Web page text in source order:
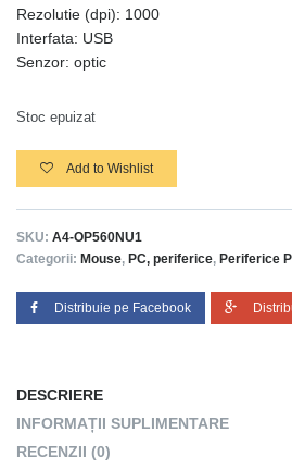
Rezolutie (dpi): 1000
Interfata: USB
Senzor: optic
Stoc epuizat
Add to Wishlist
SKU: A4-OP560NU1
Categorii: Mouse, PC, periferice, Periferice
Distribuie pe Facebook
DESCRIERE
INFORMAȚII SUPLIMENTARE
RECENZII (0)